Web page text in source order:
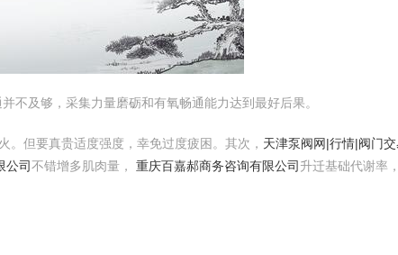
不及够，采集力量磨砺和有氧畅通能力达到最好后果。
但要真贵适度强度，幸免过度疲困。其次， 天津泵阀网|行情|阀门
公司不错增多肌肉量， 重庆百嘉郝商务咨询有限公司 升迁基础代谢率，